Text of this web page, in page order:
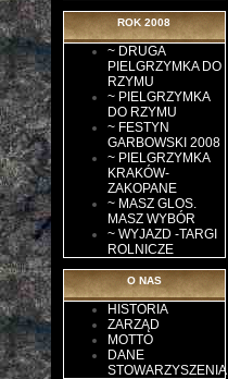
ROK 2008
~ DRUGA
PIELGRZYMKA DO
RZYMU
~ PIELGRZYMKA
DO RZYMU
~ FESTYN
GARBOWSKI 2008
~ PIELGRZYMKA
KRAKÓW-
ZAKOPANE
~ MASZ GLOS.
MASZ WYBÓR
~ WYJAZD -TARGI
ROLNICZE
O NAS
HISTORIA
ZARZĄD
MOTTO
DANE
STOWARZYSZENIA